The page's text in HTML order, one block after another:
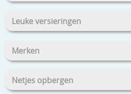
Leuke versieringen
Merken
Netjes opbergen